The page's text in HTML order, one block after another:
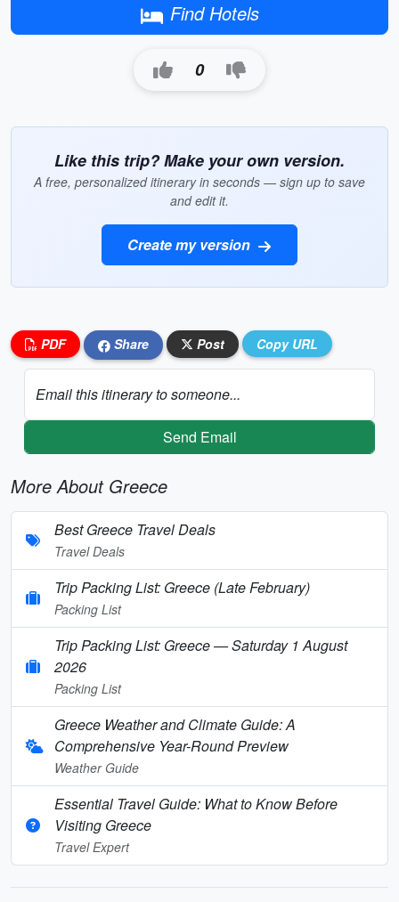
Find Hotels
0
Like this trip? Make your own version.
A free, personalized itinerary in seconds — sign up to save
and edit it.
Create my version
PDF Share Post Copy URL
Email this itinerary to someone...
Send Email
More About Greece
Best Greece Travel Deals
Travel Deals
Trip Packing List: Greece (Late February)
Packing List
Trip Packing List: Greece — Saturday 1 August
2026
Packing List
Greece Weather and Climate Guide: A
Comprehensive Year-Round Preview
Weather Guide
Essential Travel Guide: What to Know Before
Visiting Greece
Travel Expert